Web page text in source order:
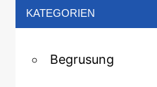
KATEGORIEN
Begrusung